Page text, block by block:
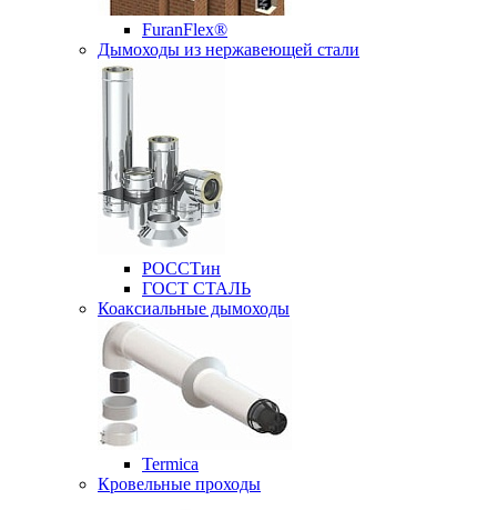
FuranFlex®
Дымоходы из нержавеющей стали
РОССТин
ГОСТ СТАЛЬ
Коаксиальные дымоходы
Termica
Кровельные проходы